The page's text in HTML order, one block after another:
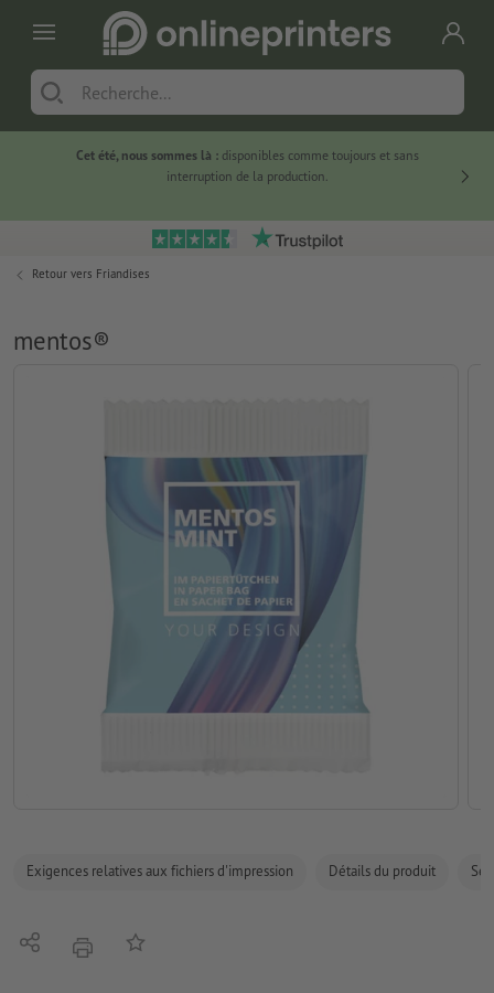
Cet été, nous sommes là :disponibles comme toujours et sans
interruption de la production.
Retour vers Friandises
mentos®
Exigences relatives aux fichiers d'impression Détails du produit
PartagerimprimerAjouter à liste d'article